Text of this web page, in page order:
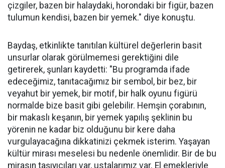
çizgiler, bazen bir halaydaki, horondaki bir figür, bazen
tulumun kendisi, bazen bir yemek." diye konuştu.
Baydaş, etkinlikte tanıtılan kültürel değerlerin basit
unsurlar olarak görülmemesi gerektiğini dile
getirerek, şunları kaydetti: "Bu programda ifade
edeceğimiz, tanıtacağımız bir sembol, bir bez, bir
veyahut bir yemek, bir motif, bir halk oyunu figürü
normalde bize basit gibi gelebilir. Hemşin çorabının,
bir makaslı keşanın, bir yemek yapılış şeklinin bu
yörenin ne kadar biz olduğunu bir kere daha
vurgulayacağına dikkatinizi çekmek isterim. Yaşayan
kültür mirası meselesi bu nedenle önemlidir. Bir de bu
mirasın taşıyıcıları var, ustalarımız var. El emekleriyle